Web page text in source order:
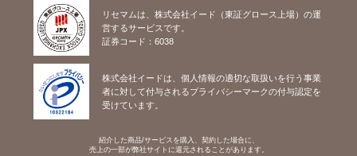
リセマムは、株式会社イード（東証グロース上場）の運
営するサービスです。
証券コード：6038
株式会社イードは、個人情報の適切な取扱いを行う事業
者に対して付与されるプライバシーマークの付与認定を
受けています。
紹介した商品/サービスを購入、契約した場合に、
売上の一部が弊社サイトに還元されることがあります。